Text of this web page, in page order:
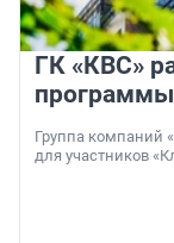
ГК «КВС»
Группа компаний
для участников